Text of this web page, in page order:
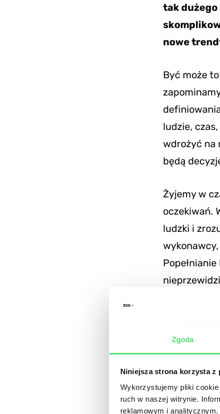
Zgoda
Niniejsza strona korzysta z
Wykorzystujemy pliki
ruch w naszej witrynie.
reklamowym i
tak
nowe
Być może
ludzie,
wdrożyć na
będą
Żyjemy w
oczekiwań.
ludzki i
zarządzać